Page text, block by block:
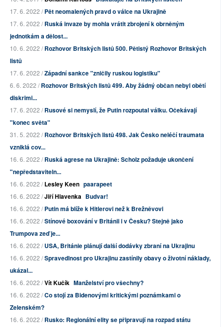
17. 6. 2022 /Pět neomalených pravd o válce na Ukrajině
17. 6. 2022 /Ruská invaze by mohla vrátit zbrojení k obrněným
jednotkám a dělost...
10. 6. 2022 /Rozhovor Britských listů 500. Pětistý Rozhovor Britských
listů
17. 6. 2022 /Západní sankce "zničily ruskou logistiku"
6. 6. 2022 /Rozhovor Britských listů 499. Aby žádný občan nebyl obětí
diskrimi...
17. 6. 2022 /Rusové si nemyslí, že Putin rozpoutal válku. Očekávají
"konec světa"
31. 5. 2022 /Rozhovor Britských listů 498. Jak Česko neléčí traumata
vzniklá cov...
16. 6. 2022 /Ruská agrese na Ukrajině: Scholz požaduje ukončení
"nepředstaviteln...
16. 6. 2022 /Lesley Keen paarapeet
16. 6. 2022 /Jiří Hlavenka Budvar!
16. 6. 2022 /Putin má blíže k Hitlerovi než k Brežněvovi
16. 6. 2022 /Stínové boxování v Británii i v Česku? Stejně jako
Trumpova zeď je...
16. 6. 2022 /USA, Británie plánují další dodávky zbraní na Ukrajinu
16. 6. 2022 /Spravedlnost pro Ukrajinu zastínily obavy o životní náklady,
ukázal...
16. 6. 2022 /Vít Kučík Manželství pro všechny?
16. 6. 2022 /Co stojí za Bidenovými kritickými poznámkami o
Zelenském?
16. 6. 2022 /Rusko: Regionální elity se připravují na rozpad státu